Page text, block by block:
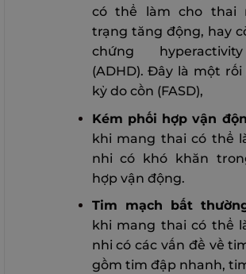
có thể làm cho thai
trạng tăng động, hay
chứng
(ADHD). Đây là một
kỷ do cồn (FASD),
Kém phối hợp vận
khi mang thai có thể
nhi có khó khăn
hợp vận động.
Tim mạch bất
khi mang thai có thể
nhi có các vấn đề về
gồm tim đập nhanh,